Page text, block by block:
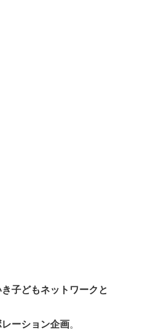
子どもネットワークと
ーション企画。